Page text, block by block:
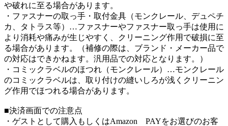
や破れに至る場合があります。
・ファスナーの取っ手・取付金具（モンクレール、デュペチ
カ、タトラス等）…ファスナーやファスナー取っ手は使用に
より消耗や痛みが生じやすく、クリーニング作用で破損に至
る場合があります。（補修の際は、ブランド・メーカー品で
の対応はできかねます。汎用品での対応となります。）
・コミックラベルのほつれ（モンクレール）…モンクレール
のコミックラベルは、取り付けの縫いしろが浅くクリーニン
グ作用でほつれる場合があります。
■決済画面での注意点
・ゲストとして購入もしくはAmazon PAYをお選びのお客